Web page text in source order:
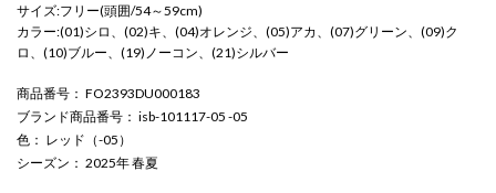
サイズ:フリー(頭囲/54～59cm)
カラー:(01)シロ、(02)キ、(04)オレンジ、(05)アカ、(07)グリーン、(09)ク
ロ、(10)ブルー、(19)ノーコン、(21)シルバー
商品番号 ： FO2393DU000183
ブランド商品番号 ： isb-101117-05 -05
色 ： レッド（-05）
シーズン ： 2025年 春夏